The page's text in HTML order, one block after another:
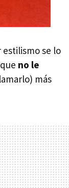
se lo
no le
más